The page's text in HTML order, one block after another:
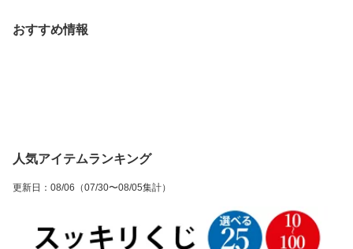
おすすめ情報
人気アイテムランキング
更新日 ： 08/06 （07/30〜08/05集計）